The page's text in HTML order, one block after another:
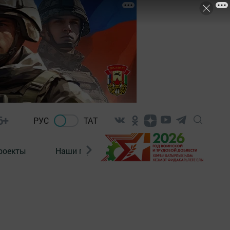
РУС ТАТ
Наши герои Нормативно-правовые